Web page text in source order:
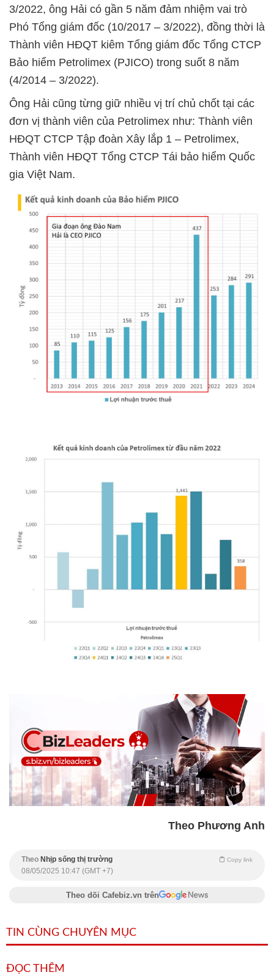
3/2022, ông Hải có gần 5 năm đảm nhiệm vai trò
Phó Tổng giám đốc (10/2017 – 3/2022), đồng thời là
Thành viên HĐQT kiêm Tổng giám đốc Tổng CTCP
Bảo hiểm Petrolimex (PJICO) trong suốt 8 năm
(4/2014 – 3/2022).
Ông Hải cũng từng giữ nhiều vị trí chủ chốt tại các
đơn vị thành viên của Petrolimex như: Thành viên
HĐQT CTCP Tập đoàn Xây lắp 1 – Petrolimex,
Thành viên HĐQT Tổng CTCP Tái bảo hiểm Quốc
gia Việt Nam.
Theo Phương Anh
Theo Nhịp sống thị trường Copy link
08/05/2025 10:47 (GMT +7)
Theo dõi Cafebiz.vn trên
TIN CÙNG CHUYÊN MỤC
ĐỌC THÊM